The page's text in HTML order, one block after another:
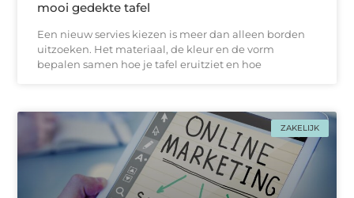
mooi gedekte tafel
Een nieuw servies kiezen is meer dan alleen borden
uitzoeken. Het materiaal, de kleur en de vorm
bepalen samen hoe je tafel eruitziet en hoe
ZAKELIJK